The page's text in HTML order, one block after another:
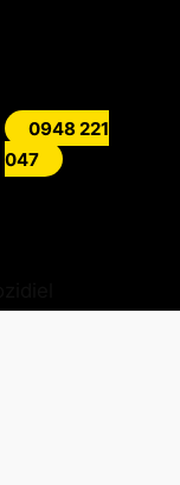
0948 221
047